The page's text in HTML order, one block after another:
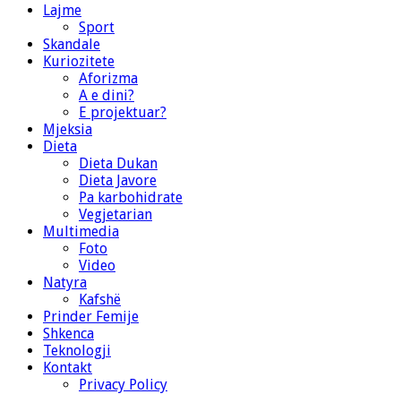
Lajme
Sport
Skandale
Kuriozitete
Aforizma
A e dini?
E projektuar?
Mjeksia
Dieta
Dieta Dukan
Dieta Javore
Pa karbohidrate
Vegjetarian
Multimedia
Foto
Video
Natyra
Kafshë
Prinder Femije
Shkenca
Teknologji
Kontakt
Privacy Policy